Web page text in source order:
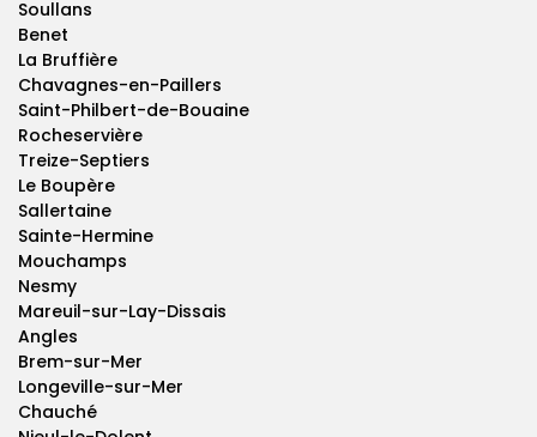
Soullans
Benet
La Bruffière
Chavagnes-en-Paillers
Saint-Philbert-de-Bouaine
Rocheservière
Treize-Septiers
Le Boupère
Sallertaine
Sainte-Hermine
Mouchamps
Nesmy
Mareuil-sur-Lay-Dissais
Angles
Brem-sur-Mer
Longeville-sur-Mer
Chauché